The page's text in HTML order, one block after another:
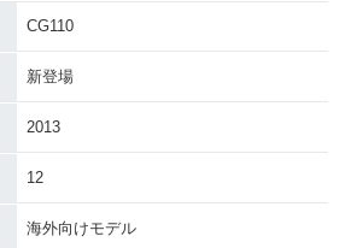
CG110
新登場
2013
12
海外向けモデル